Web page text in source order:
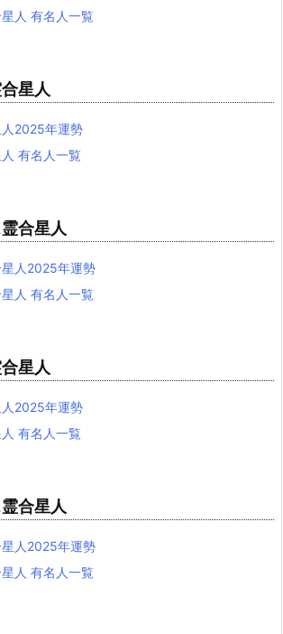
人 有名人一覧
星人
2025年運勢
有名人一覧
合星人
人2025年運勢
人 有名人一覧
星人
2025年運勢
有名人一覧
合星人
人2025年運勢
人 有名人一覧